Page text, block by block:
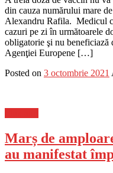
din cauza numărului mare
Alexandru Rafila. Medicul
cazuri pe zi în următoarele
obligatorie şi nu beneficiază
Agenţiei Europene […]
Posted on 3 octombrie 2021
Marș de
au manifestat